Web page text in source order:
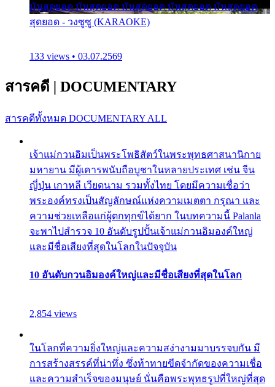
มันสุดยอด มันสุดยอด มันสุดยอด มันสุดยอด มันสุดยอด
สุดยอด - วงซูซู (KARAOKE)
133 views • 03.07.2569
สารคดี | DOCUMENTARY
สารคดีทั้งหมด DOCUMENTARY ALL
เจ้าแม่กวนอิมเป็นพระโพธิสัตว์ในพระพุทธศาสนานิกาย
มหายาน มีผู้เคารพนับถือบูชาในหลายประเทศ เช่น จีน
ญี่ปุ่น เกาหลี เวียดนาม รวมทั้งไทย โดยมีความเชื่อว่า
พระองค์ทรงเป็นสัญลักษณ์แห่งความเมตตา กรุณา และ
ความช่วยเหลือแก่ผู้ตกทุกข์ได้ยาก ในบทความนี้ Palanla
จะพาไปสำรวจ 10 อันดับรูปปั้นเจ้าแม่กวนอิมองค์ใหญ่
และมีชื่อเสียงที่สุดในโลกในปัจจุบัน
10 อันดับกวนอิมองค์ใหญ่และมีชื่อเสียงที่สุดในโลก
2,854 views
ในโลกที่ความยิ่งใหญ่และความสง่างามมาบรรจบกัน มี
การสร้างสรรค์ที่น่าทึ่ง ซึ่งท้าทายขีดจำกัดของความเชื่อ
และความสำเร็จของมนุษย์ นั่นคือพระพุทธรูปที่ใหญ่ที่สุด